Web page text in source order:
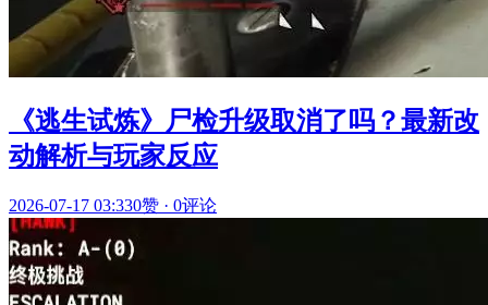
《逃生试炼》尸检升级取消了吗？最新改
动解析与玩家反应
2026-07-17 03:330赞 · 0评论